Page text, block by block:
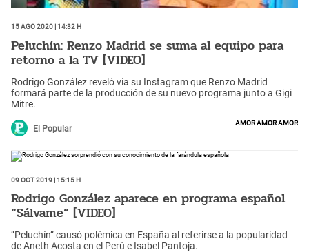
15 Ago 2020 | 14:32 h
Peluchín: Renzo Madrid se suma al equipo para
retorno a la TV [VIDEO]
Rodrigo González reveló vía su Instagram que Renzo Madrid
formará parte de la producción de su nuevo programa junto a Gigi
Mitre.
El Popular
amor amor amor
09 Oct 2019 | 15:15 h
Rodrigo González aparece en programa español
“Sálvame” [VIDEO]
“Peluchín” causó polémica en España al referirse a la popularidad
de Aneth Acosta en el Perú e Isabel Pantoja.